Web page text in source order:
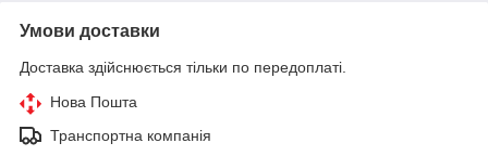
Умови доставки
Доставка здійснюється тільки по передоплаті.
Нова Пошта
Транспортна компанія